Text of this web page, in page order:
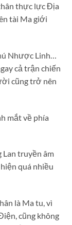
thực lực Địa
tài Ma giới
Nhược Linh…
cả trận chiến
cũng trở nên
mắt về phía
Lan truyền âm
quá nhiều
là Ma tu, vì
cũng không